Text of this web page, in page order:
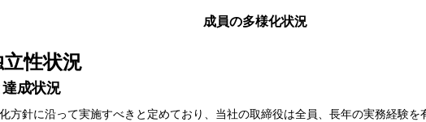
成員の多様化状況
性状況
成状況
方針に沿って実施すべきと定めており、当社の取締役は全員、長年の実務経験